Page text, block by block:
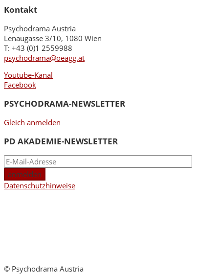
Kontakt
Psychodrama Austria
Lenaugasse 3/10, 1080 Wien
T: +43 (0)1 2559988
psychodrama@oeagg.at
Youtube-Kanal
Facebook
PSYCHODRAMA-NEWSLETTER
Gleich anmelden
PD AKADEMIE-NEWSLETTER
Datenschutzhinweise
© Psychodrama Austria